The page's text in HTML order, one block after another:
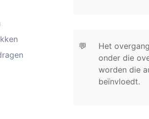
💬
Het
onder die
worden die
beïnvloedt.